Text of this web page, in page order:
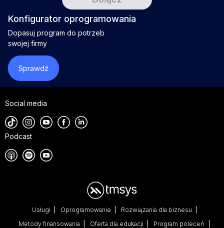
Konfigurator oprogramowania
Dopasuj program do potrzeb
swojej firmy
Sprawdź
Social media
Podcast
Usługi Oprogramowanie
Rozwiązania dla biznesu
Metody finansowania
Oferta dla edukacji Program poleceń